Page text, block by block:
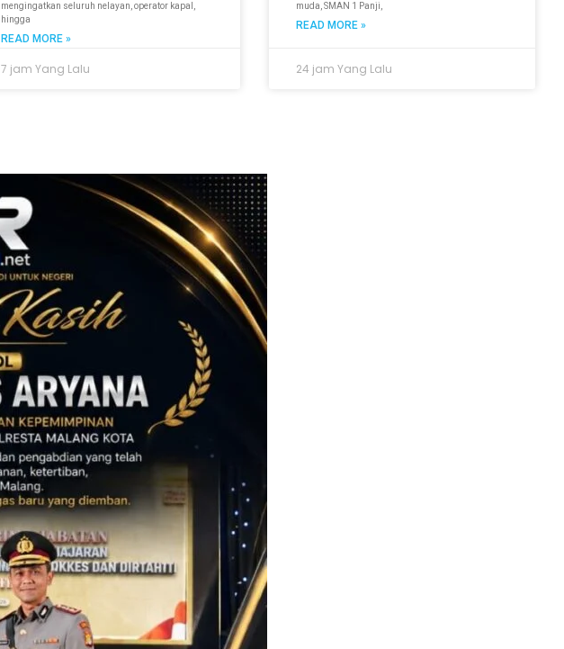
mengingatkan seluruh nelayan, operator kapal,
hingga
READ MORE »
7 jam Yang Lalu
muda, SMAN 1 Panji,
READ MORE »
24 jam Yang Lalu